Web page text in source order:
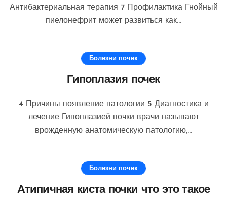
Антибактериальная терапия 7 Профилактика Гнойный
пиелонефрит может развиться как...
Болезни почек
Гипоплазия почек
4 Причины появление патологии 5 Диагностика и
лечение Гипоплазией почки врачи называют
врожденную анатомическую патологию,...
Болезни почек
Атипичная киста почки что это такое